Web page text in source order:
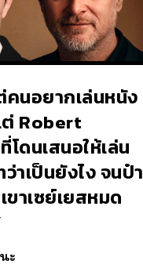
นอยากเล่นหนัง
Robert
ดนเสนอให้เล่น
าเป็นยังไง จนป๋า
าเซย์เยสหมด
ะ